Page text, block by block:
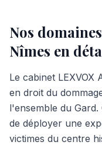
Nos
Nîmes en
Le cabinet LEXVOX
en droit du
l'ensemble du
de déployer une
victimes du centre